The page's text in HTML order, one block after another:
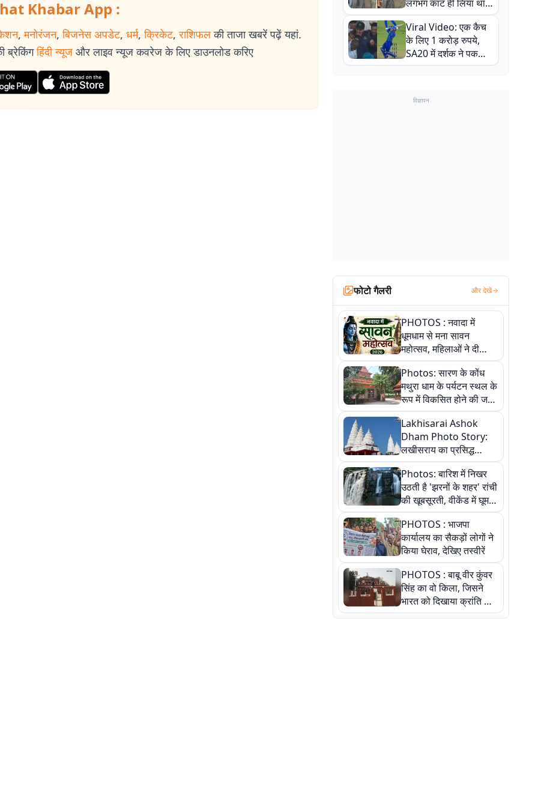
Khabar App :
, मनोरंजन, बिजनेस अपडेट, धर्म, क्रिकेट, राशिफल की ताजा खबरें पढ़ें यहां.
ब्रेकिंग हिंदी न्यूज और लाइव न्यूज कवरेज के लिए डाउनलोड करिए
लगभग काट ही लिया था,
न्यूजीलैंड सीरीज से पहले
बाल-बाल बचे
Viral Video: एक कैच
के लिए 1 करोड़ रुपये,
SA20 में दर्शक ने पकड़ा
एक हाथ से गजब का कैच
विज्ञापन
फोटो गैलरी और देखें
PHOTOS : नवादा में
धूमधाम से मना सावन
महोत्सव, महिलाओं ने दी
सांस्कृतिक प्रस्तुतियां
Photos: सारण के कोंध
मथुरा धाम के पर्यटन स्थल के
रूप में विकसित होने की जगी
आस, 9 तस्वीरों में देखें पूरी
कहानी
Lakhisarai Ashok
Dham Photo Story:
लखीसराय का प्रसिद्ध
अशोक धाम—आस्था,
श्रृंगार, अनुष्ठान और
अलौकिक संध्या आरती के
विहंगम दृश्य
Photos: बारिश में निखर
उठती है 'झरनों के शहर' रांची
की खूबसूरती, वीकेंड में घूम
आएं ये 5 वादियां
PHOTOS : भाजपा
कार्यालय का सैकड़ों लोगों ने
किया घेराव, देखिए तस्वीरें
PHOTOS : बाबू वीर कुंवर
सिंह का वो किला, जिसने
भारत को दिखाया क्रांति का
रास्ता: तस्वीरों में देखिए